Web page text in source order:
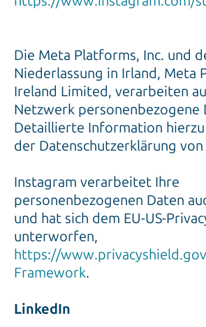
Die Meta Platforms, Inc. und
Niederlassung in Irland, Meta
Ireland Limited, verarbeiten
Netzwerk personenbezogene
Detaillierte Information hierzu
der Datenschutzerklärung
Instagram verarbeitet Ihre
personenbezogenen Daten
und hat sich dem EU-US-
unterworfen,
https://
Framework.
LinkedIn